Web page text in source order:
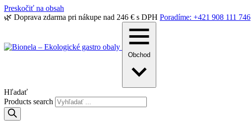
Preskočiť na obsah
🌿 Doprava zdarma pri nákupe nad 246 € s DPH Poradíme: +421 908 111 746
Obchod
Hľadať
Products search